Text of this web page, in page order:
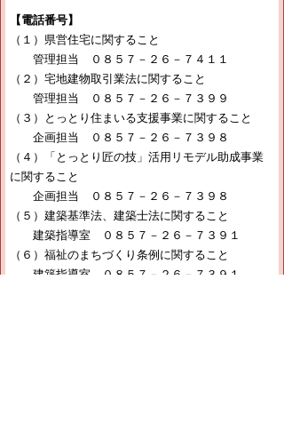
【電話番号】
（１）県営住宅に関すること
管理担当 ０８５７－２６－７４１１
（２）宅地建物取引業法に関すること
管理担当 ０８５７－２６－７３９９
（３）とっとり住まいる支援事業に関すること
企画担当 ０８５７－２６－７３９８
（４）「とっとり匠の技」活用リモデル助成事業
に関すること
企画担当 ０８５７－２６－７３９８
（５）建築基準法、建築士法に関すること
建築指導室 ０８５７－２６－７３９１
（６）福祉のまちづくり条例に関すること
建築指導室 ０８５７－２６－７３９１